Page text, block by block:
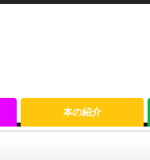
本の紹介